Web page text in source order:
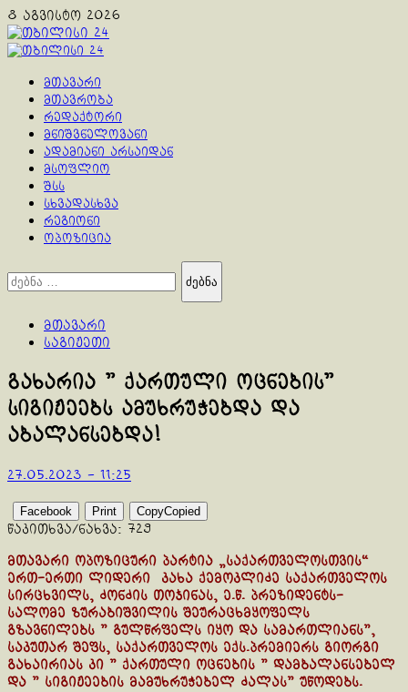
Skip
to
content
8 აგვისტო 2026
Primary
მთავარი
მთავრობა
რედაქტორი
მნიშვნელოვანი
ადამიანი არსაიდან
მსოფლიო
შსს
სხვადასხვა
რეგიონი
ოპოზიცია
ძებნა:
მთავარი
საგიჟეთი
გახარია ” ქართული ოცნების”
სიგიჟეებს ამუხრუჭებდა და
აბალანსებდა!
27.05.2023 - 11:25
Facebook Print CopyCopied
წაკითხვა/ნახვა: 729
მთავარი ოპოზიცური პარტია „საქართველოსთვის“
ერთ-ერთი ლიდერი კახა ქემოკლიძე საქართველოს
სირცხვილს, ძონძის თოჯინას, ე.წ. პრეზიდენტს-
სალომე ზურაბიშვილის შეურაცხმყოფელს
გზავნილებს ” გულწრფელს იყო და სამართლიანს”,
საკუთარ შეფს, საქართველოს ექს.პრემიერს გიორგი
გახაირიას კი ” ქართული ოცნების ” დამბალანსებელ
და ” სიგიჟეების მამუხრუჭებელ ძალას” უწოდებს.